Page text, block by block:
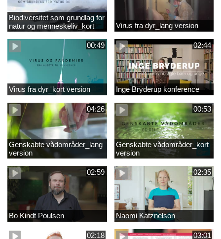
Biodiversitet som grundlag for
natur og menneskeliv_kort
version
Virus fra dyr_lang version
00:49
Virus fra dyr_kort version
02:44
Inge Bryderup konference
04:26
Genskabte vådområder_lang
version
00:53
Genskabte vådområder_kort
version
02:59
Bo Kindt Poulsen
02:35
Naomi Katznelson
02:18 03:01